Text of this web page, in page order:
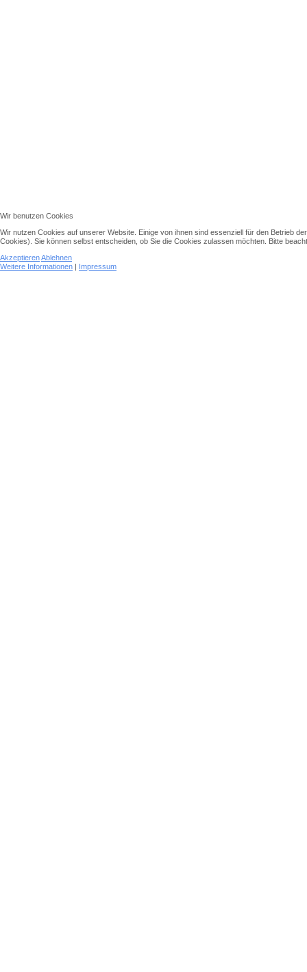
Wir benutzen Cookies
Wir nutzen Cookies auf unserer Website. Einige von ihnen sind essenziell für den Betrieb
Cookies). Sie können selbst entscheiden, ob Sie die Cookies zulassen möchten. Bitte
AkzeptierenAblehnen
Weitere Informationen | Impressum